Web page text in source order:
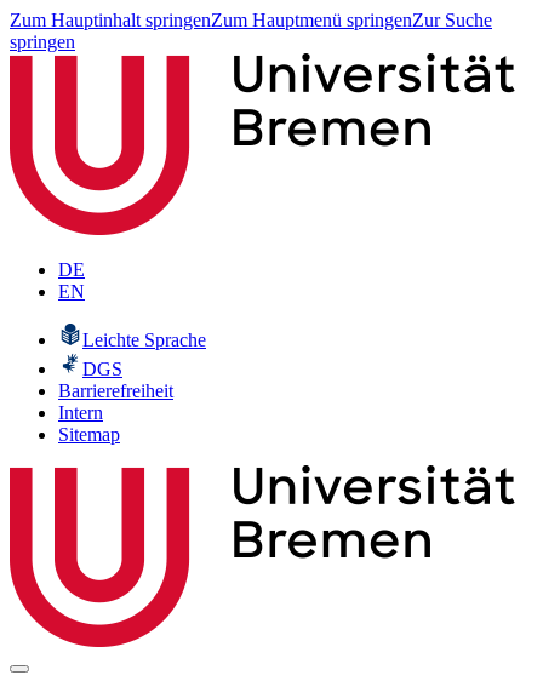
Zum Hauptinhalt springenZum Hauptmenü springenZur Suche
springen
DE
EN
Leichte Sprache
DGS
Barrierefreiheit
Intern
Sitemap